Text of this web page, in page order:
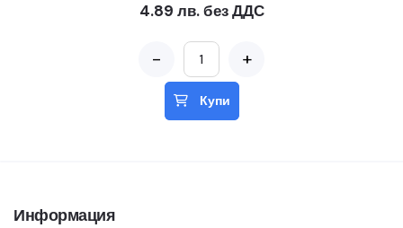
4.89 лв. без ДДС
- +
Купи
Информация